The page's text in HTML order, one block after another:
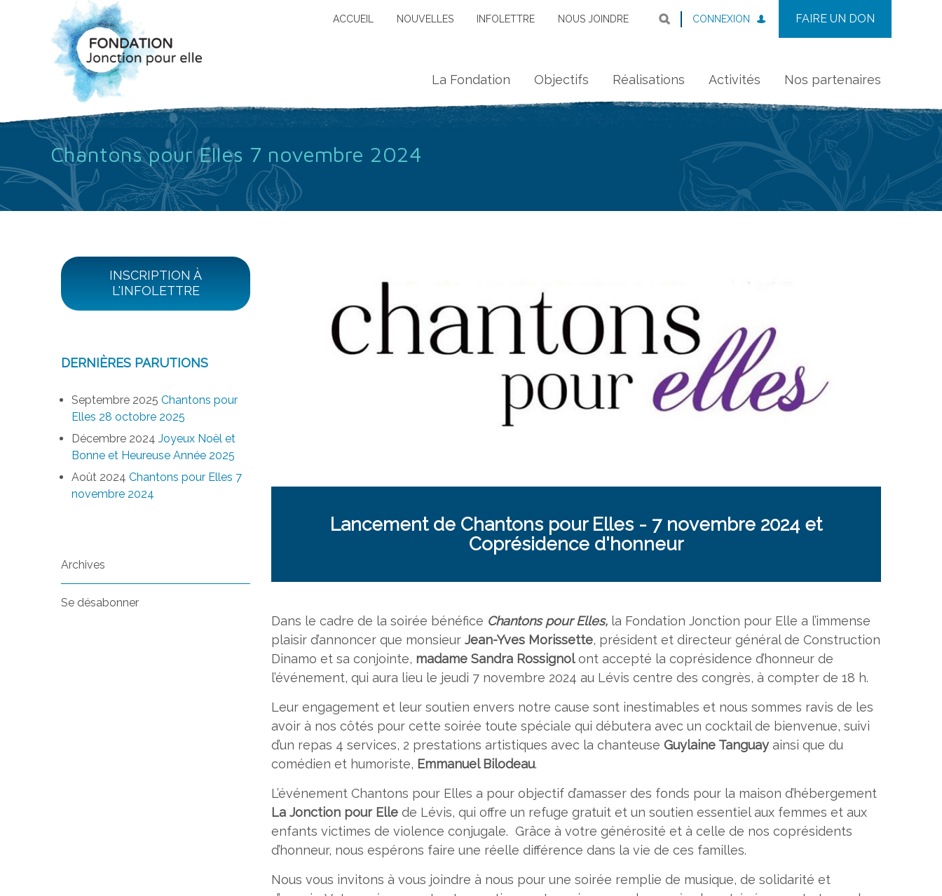
ACCUEIL NOUVELLES INFOLETTRE NOUS JOINDRE CONNEXION FAIRE UN DON
La Fondation Objectifs Réalisations Activités Nos partenaires
Chantons pour Elles 7 novembre 2024
INSCRIPTION À
L'INFOLETTRE
DERNIÈRES PARUTIONS
Septembre 2025 Chantons pour
Elles 28 octobre 2025
Décembre 2024 Joyeux Noël et
Bonne et Heureuse Année 2025
Août 2024 Chantons pour Elles 7
novembre 2024
Archives
Se désabonner
Lancement de Chantons pour Elles - 7 novembre 2024 et
Coprésidence d'honneur
Dans le cadre de la soirée bénéfice Chantons pour Elles, la Fondation Jonction pour Elle a l’immense
plaisir d’annoncer que monsieur Jean-Yves Morissette, président et directeur général de Construction
Dinamo et sa conjointe, madame Sandra Rossignolont accepté la coprésidence d’honneur de
l’événement, qui aura lieu le jeudi 7 novembre 2024 au Lévis centre des congrès, à compter de 18 h.
Leur engagement et leur soutien envers notre cause sont inestimables et nous sommes ravis de les
avoir à nos côtés pour cette soirée toute spéciale qui débutera avec un cocktail de bienvenue, suivi
d’un repas 4 services, 2 prestations artistiques avec la chanteuse Guylaine Tanguayainsi que du
comédien et humoriste, Emmanuel Bilodeau.
L’événement Chantons pour Elles a pour objectif d’amasser des fonds pour la maison d’hébergement
La Jonction pour Elle de Lévis, qui offre un refuge gratuit et un soutien essentiel aux femmes et aux
enfants victimes de violence conjugale. Grâce à votre générosité et à celle de nos coprésidents
d’honneur, nous espérons faire une réelle différence dans la vie de ces familles.
Nous vous invitons à vous joindre à nous pour une soirée remplie de musique, de solidarité et